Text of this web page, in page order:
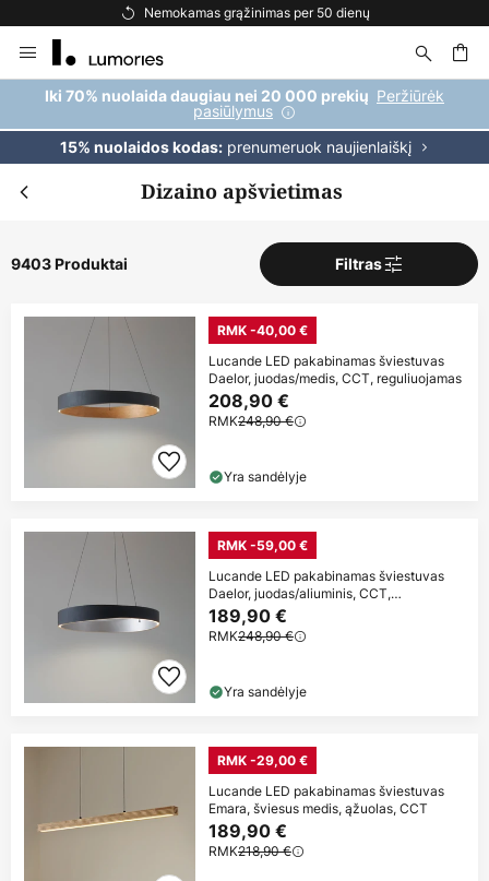
Nemokamas pristatymas užsakymams, viršijantiems 69 €
to
Content
Iki 70% nuolaida daugiau nei 20 000 prekių Peržiūrėk
pasiūlymus
15% nuolaidos kodas:prenumeruok naujienlaiškį
Dizaino apšvietimas
9403 Produktai Filtras
RMK -40,00 €
Lucande LED pakabinamas šviestuvas
Daelor, juodas/medis, CCT, reguliuojamas
208,90 €
RMK248,90 €
Yra sandėlyje
RMK -59,00 €
Lucande LED pakabinamas šviestuvas
Daelor, juodas/aliuminis, CCT,
reguliuojamas
189,90 €
RMK248,90 €
Yra sandėlyje
RMK -29,00 €
Lucande LED pakabinamas šviestuvas
Emara, šviesus medis, ąžuolas, CCT
189,90 €
RMK218,90 €